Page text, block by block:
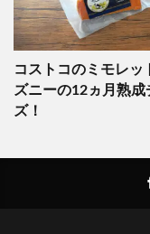
コストコのミモレッ
ズニーの12ヵ月熟成
ズ！